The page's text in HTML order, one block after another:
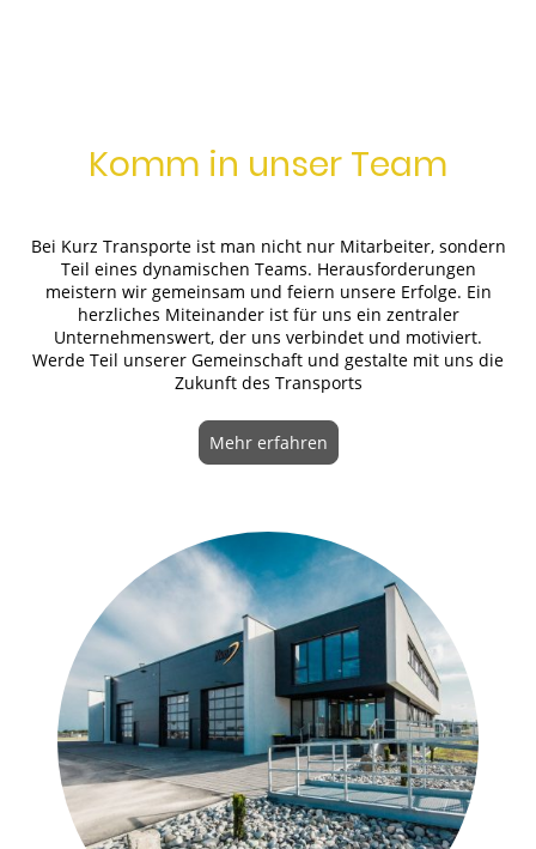
Komm in unser Team
Bei Kurz Transporte ist man nicht nur Mitarbeiter, sondern
Teil eines dynamischen Teams. Herausforderungen
meistern wir gemeinsam und feiern unsere Erfolge. Ein
herzliches Miteinander ist für uns ein zentraler
Unternehmenswert, der uns verbindet und motiviert.
Werde Teil unserer Gemeinschaft und gestalte mit uns die
Zukunft des Transports
Mehr erfahren